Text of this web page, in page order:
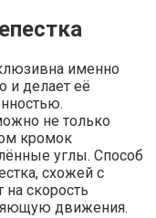
именно
и делает её
не только
кромок
углы. Способ
схожей с
скорость
движения.